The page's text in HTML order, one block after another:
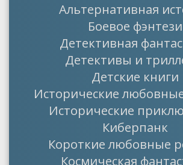
Альтернативная
Боевое фэнтези
Детективная
Детективы и
Детские книги
Исторические
Исторические
Киберпанк
Короткие любовные
Космическая